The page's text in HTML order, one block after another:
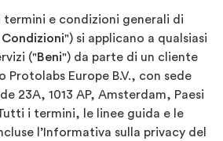
termini e condizioni generali di
Condizioni") si applicano a qualsiasi
("Beni") da parte di un cliente
Protolabs Europe B.V., con sede
23A, 1013 AP, Amsterdam, Paesi
i termini, le linee guida e le
l’Informativa sulla privacy del